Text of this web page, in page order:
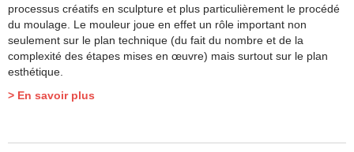
processus créatifs en sculpture et plus particulièrement le procédé
du moulage. Le mouleur joue en effet un rôle important non
seulement sur le plan technique (du fait du nombre et de la
complexité des étapes mises en œuvre) mais surtout sur le plan
esthétique.
> En savoir plus